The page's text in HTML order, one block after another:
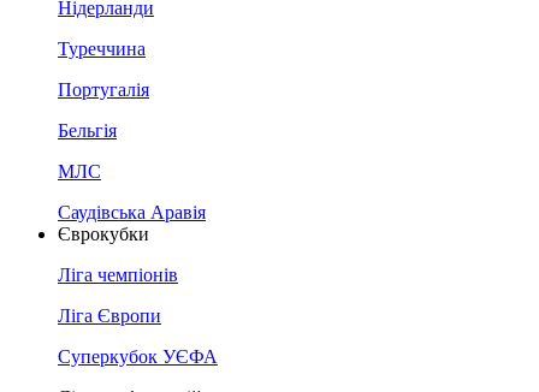
Нідерланди
Туреччина
Португалія
Бельгія
МЛС
Саудівська Аравія
Єврокубки
Ліга чемпіонів
Ліга Європи
Суперкубок УЄФА